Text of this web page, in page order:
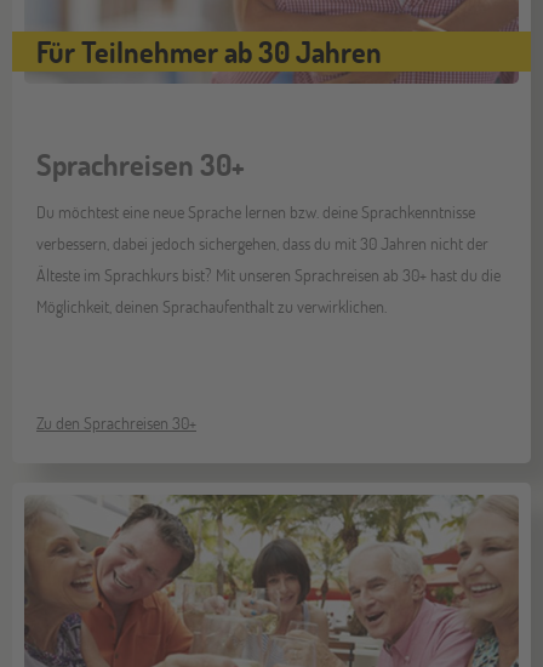
Für Teilnehmer ab 30 Jahren
Sprachreisen 30+
Du möchtest eine neue Sprache lernen bzw. deine Sprachkenntnisse
verbessern, dabei jedoch sichergehen, dass du mit 30 Jahren nicht der
Älteste im Sprachkurs bist? Mit unseren Sprachreisen ab 30+ hast du die
Möglichkeit, deinen Sprachaufenthalt zu verwirklichen.
Zu den Sprachreisen 30+